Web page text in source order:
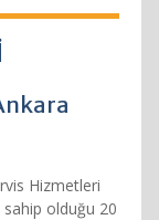
Hizmetleri
sahip olduğu 20